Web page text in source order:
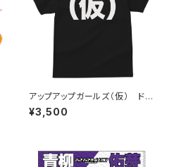
アップアップガールズ（仮） ドラ
イ（仮）Tシャツ
¥3,500